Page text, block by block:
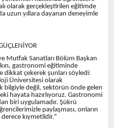
olarak gerçekleştirilen eğitimde
uzun yıllara dayanan deneyimle
Mutfak Sanatları Bölüm Başkan
gastronomi eğitiminde
dikkat çekerek şunları söyledi:
Üniversitesi olarak
bilgiyle değil, sektörün önde gelen
hayata hazırlıyoruz. Gastronomi
biri uygulamadır. Şükrü
paylaşması, onların
kıymetlidir.”